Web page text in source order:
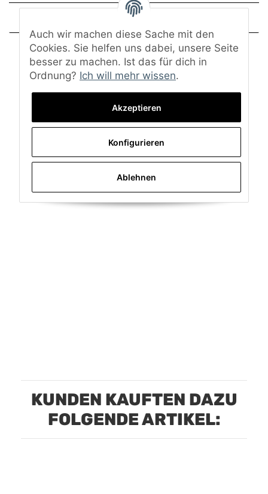
KUNDEN KAUFTEN DAZU
FOLGENDE ARTIKEL:
Auch wir machen diese Sache mit den
Cookies. Sie helfen uns dabei, unsere Seite
besser zu machen. Ist das für dich in
Ordnung? Ich will mehr wissen.
Akzeptieren
Konfigurieren
Ablehnen